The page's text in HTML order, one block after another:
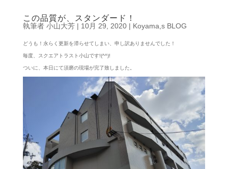
この品質が、スタンダード！
執筆者 小山大芳| 10月 29, 2020| Koyama,s BLOG
どうも！永らく更新を滞らせてしまい、申し訳ありませんでした！
毎度、スクエアトラスト小山です!(^^)!
ついに、本日にて須磨の現場が完了致しました。